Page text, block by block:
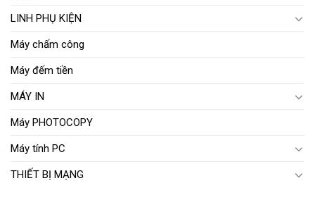
LINH PHỤ KIỆN
Máy chấm công
Máy đếm tiền
MÁY IN
Máy PHOTOCOPY
Máy tính PC
THIẾT BỊ MẠNG